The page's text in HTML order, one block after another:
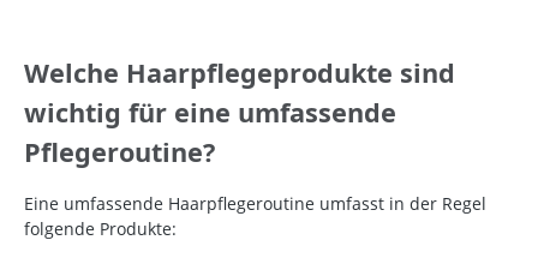
Welche Haarpflegeprodukte sind
wichtig für eine umfassende
Pflegeroutine?
Eine umfassende Haarpflegeroutine umfasst in der Regel
folgende Produkte: